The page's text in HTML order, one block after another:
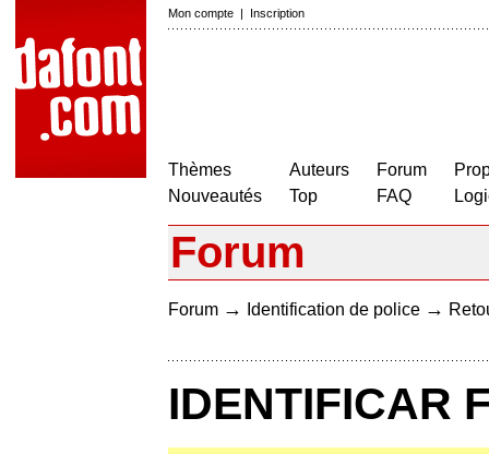
Mon compte | Inscription
Thèmes
Nouveautés
Auteurs
Top
Forum
FAQ
Forum
Forum → Identification de police →
IDENTIFICAR